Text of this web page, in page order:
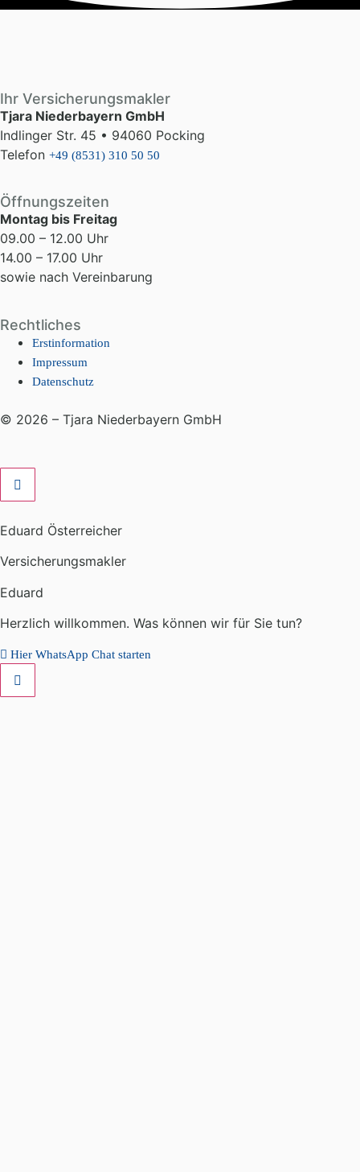
Ihr Versicherungsmakler
Tjara Niederbayern GmbH
Indlinger Str. 45 • 94060 Pocking
Telefon +49 (8531) 310 50 50
Öffnungszeiten
Montag bis Freitag
09.00 – 12.00 Uhr
14.00 – 17.00 Uhr
sowie nach Vereinbarung
Rechtliches
Erstinformation
Impressum
Datenschutz
© 2026 – Tjara Niederbayern GmbH
Eduard Österreicher
Versicherungsmakler
Eduard
Herzlich willkommen. Was können wir für Sie tun?
Hier WhatsApp Chat starten